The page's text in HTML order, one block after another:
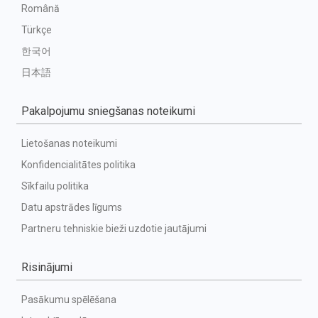
Română
Türkçe
한국어
日本語
Pakalpojumu sniegšanas noteikumi
Lietošanas noteikumi
Konfidencialitātes politika
Sīkfailu politika
Datu apstrādes līgums
Partneru tehniskie bieži uzdotie jautājumi
Risinājumi
Pasākumu spēlēšana